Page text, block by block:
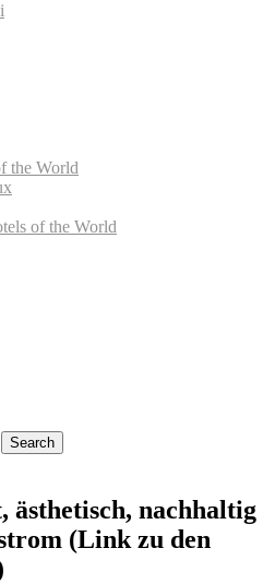
the World
of the World
ästhetisch, nachhaltig
(Link zu den